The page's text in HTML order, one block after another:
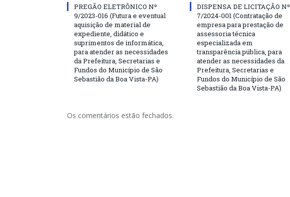
PREGÃO ELETRÔNICO Nº
9/2023-016 (Futura e eventual
aquisição de material de
expediente, didático e
suprimentos de informática,
para atender as necessidades
da Prefeitura, Secretarias e
Fundos do Município de São
Sebastião da Boa Vista-PA)
DISPENSA DE LICITAÇÃO Nº
7/2024-001 (Contratação de
empresa para prestação de
assessoria técnica
especializada em
transparência pública, para
atender as necessidades da
Prefeitura, Secretarias e
Fundos do Município de São
Sebastião da Boa Vista-PA)
Os comentários estão fechados.